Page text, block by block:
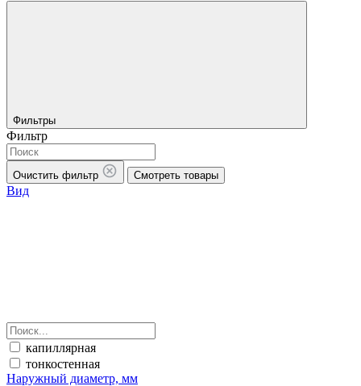
Фильтры
Фильтр
Очистить фильтр Смотреть товары
Вид
капиллярная
тонкостенная
Наружный диаметр, мм